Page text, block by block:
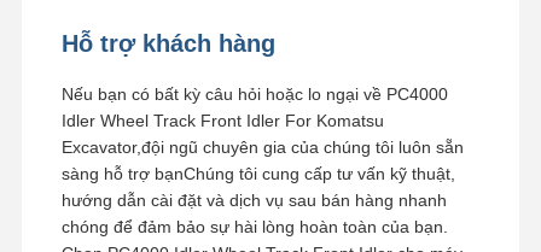
Hỗ trợ khách hàng
Nếu bạn có bất kỳ câu hỏi hoặc lo ngại về PC4000
Idler Wheel Track Front Idler For Komatsu
Excavator,đội ngũ chuyên gia của chúng tôi luôn sẵn
sàng hỗ trợ bạnChúng tôi cung cấp tư vấn kỹ thuật,
hướng dẫn cài đặt và dịch vụ sau bán hàng nhanh
chóng để đảm bảo sự hài lòng hoàn toàn của bạn.